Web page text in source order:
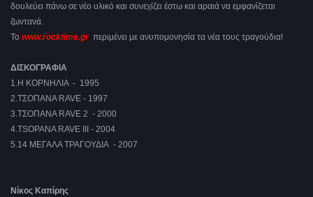
δουλεύει πάνω σε νέο υλικό και συνεχίζει έστω και αραιά να εμφανίζεται
ζωντανά.
Το www.rocktime.gr περιμένει με ανυπομονησία τα νέα τους τραγούδια!
ΔΙΣΚΟΓΡΑΦΙΑ
1.Η ΚΟΡΝΗΛΙΑ - 1995
2.ΤΣΟΠΑΝΑ RAVE - 1997
3.ΤΣΟΠΑΝΑ RAVE 2 - 2000
4.TSOPANA RAVE III - 2004
5.14 ΜΕΓΑΛΑ ΤΡΑΓΟΥΔΙΑ - 2007
Νίκος Καπίρης